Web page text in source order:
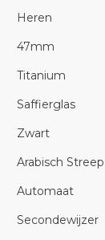
Heren
47mm
Titanium
Saffierglas
Zwart
Arabisch Streep
Automaat
Secondewijzer